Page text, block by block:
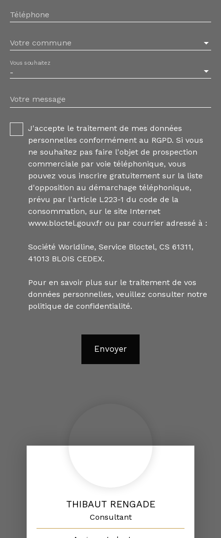
Téléphone
Votre commune
-
Vous souhaitez
Votre message
J'accepte le traitement de mes données
personnelles conformément au RGPD. Si vous
ne souhaitez pas faire l'objet de prospection
commerciale par voie téléphonique, vous
pouvez vous inscrire gratuitement sur la liste
d'opposition au démarchage téléphonique,
prévu par l'article L223-1 du code de la
consommation, sur le site Internet
www.bloctel.gouv.fr ou par courrier adressé à :
Société Worldline, Service Bloctel, CS 61311,
41013 BLOIS CEDEX.
Pour en savoir plus sur le traitement de vos
données personnelles, veuillez consulter notre
politique de confidentialité.
Envoyer
THIBAUT RENGADE
Consultant